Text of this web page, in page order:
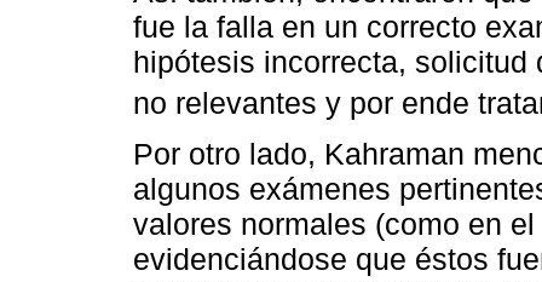
fue la falla en un correcto
hipótesis incorrecta,
no relevantes y por ende
Por otro lado, Kahraman
algunos exámenes
valores normales (como en
evidenciándose que éstos